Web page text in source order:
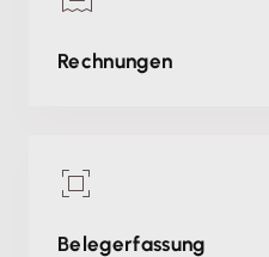
Rechnungen
Belegerfassung